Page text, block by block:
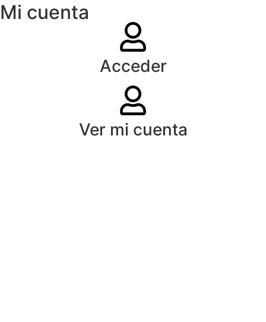
Mi cuenta
Acceder
Ver mi cuenta